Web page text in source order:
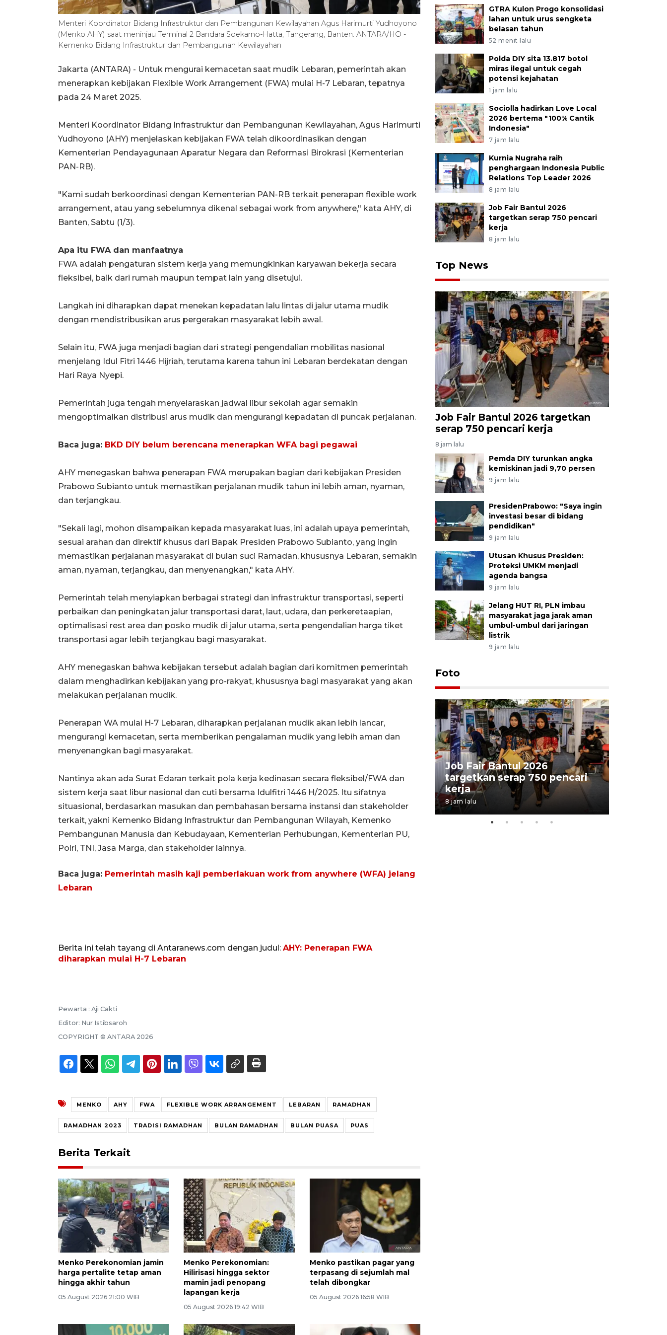
Menteri Koordinator Bidang Infrastruktur dan Pembangunan Kewilayahan Agus Harimurti Yudhoyono
(Menko AHY) saat meninjau Terminal 2 Bandara Soekarno-Hatta, Tangerang, Banten. ANTARA/HO -
Kemenko Bidang Infrastruktur dan Pembangunan Kewilayahan
Jakarta (ANTARA) - Untuk mengurai kemacetan saat mudik Lebaran, pemerintah akan
menerapkan kebijakan Flexible Work Arrangement (FWA) mulai H-7 Lebaran, tepatnya
pada 24 Maret 2025.
Menteri Koordinator Bidang Infrastruktur dan Pembangunan Kewilayahan, Agus Harimurti
Yudhoyono (AHY) menjelaskan kebijakan FWA telah dikoordinasikan dengan
Kementerian Pendayagunaan Aparatur Negara dan Reformasi Birokrasi (Kementerian
PAN-RB).
"Kami sudah berkoordinasi dengan Kementerian PAN-RB terkait penerapan flexible work
arrangement, atau yang sebelumnya dikenal sebagai work from anywhere," kata AHY, di
Banten, Sabtu (1/3).
Apa itu FWA dan manfaatnya
FWA adalah pengaturan sistem kerja yang memungkinkan karyawan bekerja secara
fleksibel, baik dari rumah maupun tempat lain yang disetujui.
Langkah ini diharapkan dapat menekan kepadatan lalu lintas di jalur utama mudik
dengan mendistribusikan arus pergerakan masyarakat lebih awal.
Selain itu, FWA juga menjadi bagian dari strategi pengendalian mobilitas nasional
menjelang Idul Fitri 1446 Hijriah, terutama karena tahun ini Lebaran berdekatan dengan
Hari Raya Nyepi.
Pemerintah juga tengah menyelaraskan jadwal libur sekolah agar semakin
mengoptimalkan distribusi arus mudik dan mengurangi kepadatan di puncak perjalanan.
Baca juga: BKD DIY belum berencana menerapkan WFA bagi pegawai
AHY menegaskan bahwa penerapan FWA merupakan bagian dari kebijakan Presiden
Prabowo Subianto untuk memastikan perjalanan mudik tahun ini lebih aman, nyaman,
dan terjangkau.
"Sekali lagi, mohon disampaikan kepada masyarakat luas, ini adalah upaya pemerintah,
sesuai arahan dan direktif khusus dari Bapak Presiden Prabowo Subianto, yang ingin
memastikan perjalanan masyarakat di bulan suci Ramadan, khususnya Lebaran, semakin
aman, nyaman, terjangkau, dan menyenangkan," kata AHY.
Pemerintah telah menyiapkan berbagai strategi dan infrastruktur transportasi, seperti
perbaikan dan peningkatan jalur transportasi darat, laut, udara, dan perkeretaapian,
optimalisasi rest area dan posko mudik di jalur utama, serta pengendalian harga tiket
transportasi agar lebih terjangkau bagi masyarakat.
AHY menegaskan bahwa kebijakan tersebut adalah bagian dari komitmen pemerintah
dalam menghadirkan kebijakan yang pro-rakyat, khususnya bagi masyarakat yang akan
melakukan perjalanan mudik.
Penerapan WA mulai H-7 Lebaran, diharapkan perjalanan mudik akan lebih lancar,
mengurangi kemacetan, serta memberikan pengalaman mudik yang lebih aman dan
menyenangkan bagi masyarakat.
Nantinya akan ada Surat Edaran terkait pola kerja kedinasan secara fleksibel/FWA dan
sistem kerja saat libur nasional dan cuti bersama Idulfitri 1446 H/2025. Itu sifatnya
situasional, berdasarkan masukan dan pembahasan bersama instansi dan stakeholder
terkait, yakni Kemenko Bidang Infrastruktur dan Pembangunan Wilayah, Kemenko
Pembangunan Manusia dan Kebudayaan, Kementerian Perhubungan, Kementerian PU,
Polri, TNI, Jasa Marga, dan stakeholder lainnya.
Baca juga: Pemerintah masih kaji pemberlakuan work from anywhere (WFA) jelang
Lebaran
Berita ini telah tayang di Antaranews.com dengan judul: AHY: Penerapan FWA
diharapkan mulai H-7 Lebaran
Pewarta : Aji Cakti
Editor: Nur Istibsaroh
COPYRIGHT © ANTARA 2026
MENKO AHY FWA FLEXIBLE WORK ARRANGEMENT LEBARAN RAMADHAN
RAMADHAN 2023 TRADISI RAMADHAN BULAN RAMADHAN BULAN PUASA PUAS
Berita Terkait
Menko Perekonomian jamin
harga pertalite tetap aman
hingga akhir tahun
05 August 2026 21:00 WIB
Menko Perekonomian:
Hilirisasi hingga sektor
mamin jadi penopang
lapangan kerja
05 August 2026 19:42 WIB
Menko pastikan pagar yang
terpasang di sejumlah mal
telah dibongkar
05 August 2026 16:58 WIB
GTRA Kulon Progo konsolidasi
lahan untuk urus sengketa
belasan tahun
52 menit lalu
Polda DIY sita 13.817 botol
miras ilegal untuk cegah
potensi kejahatan
1 jam lalu
Sociolla hadirkan Love Local
2026 bertema "100% Cantik
Indonesia"
7 jam lalu
Kurnia Nugraha raih
penghargaan Indonesia Public
Relations Top Leader 2026
8 jam lalu
Job Fair Bantul 2026
targetkan serap 750 pencari
kerja
8 jam lalu
Top News
Job Fair Bantul 2026 targetkan
serap 750 pencari kerja
8 jam lalu
Pemda DIY turunkan angka
kemiskinan jadi 9,70 persen
9 jam lalu
PresidenPrabowo: "Saya ingin
investasi besar di bidang
pendidikan"
9 jam lalu
Utusan Khusus Presiden:
Proteksi UMKM menjadi
agenda bangsa
9 jam lalu
Jelang HUT RI, PLN imbau
masyarakat jaga jarak aman
umbul-umbul dari jaringan
listrik
9 jam lalu
Foto
Pameran seni rupa karya
seniman neurodivergen
03 August 2026 13:03 WIB
Job Fair Bantul 2026
targetkan serap 750 pencari
kerja
8 jam lalu